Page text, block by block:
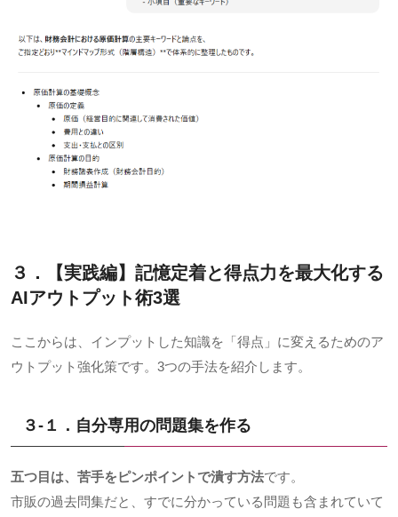
３．【実践編】記憶定着と得点力を最大化する
AIアウトプット術3選
ここからは、インプットした知識を「得点」に変えるためのア
ウトプット強化策です。3つの手法を紹介します。
３-１．自分専用の問題集を作る
五つ目は、苦手をピンポイントで潰す方法です。
市販の過去問集だと、すでに分かっている問題も含まれていて